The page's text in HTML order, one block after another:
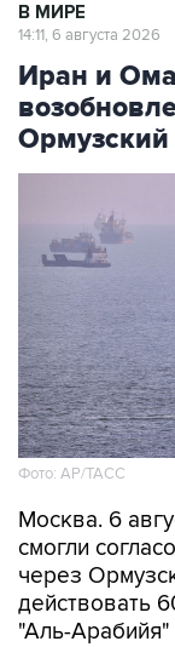
В МИРЕ
14:11, 6 августа 2026
Иран и
Фото: AP/ТАСС
Москва. 6
смогли
через
действовать
"Аль-Арабийя"